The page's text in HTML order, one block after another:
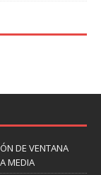
DE VENTANA
MEDIA